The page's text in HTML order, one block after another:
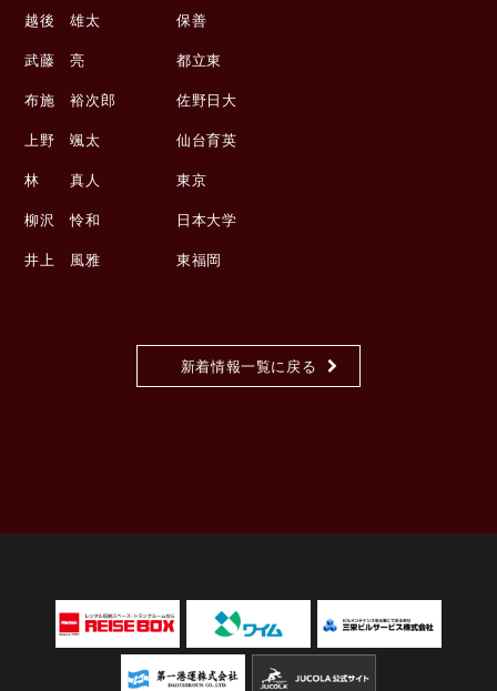
越後 雄太 保善
武藤 亮 都立東
布施 裕次郎 佐野日大
上野 颯太 仙台育英
林 真人 東京
柳沢 怜和 日本大学
井上 風雅 東福岡
新着情報一覧に戻る